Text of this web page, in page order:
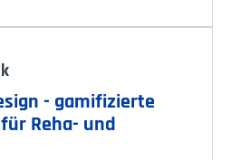
- gamifizierte
Reha- und